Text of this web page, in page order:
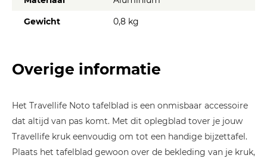
Gewicht
0,8 kg
Overige informatie
Het Travellife Noto tafelblad is een onmisbaar accessoire
dat altijd van pas komt. Met dit oplegblad tover je jouw
Travellife kruk eenvoudig om tot een handige bijzettafel.
Plaats het tafelblad gewoon over de bekleding van je kruk,